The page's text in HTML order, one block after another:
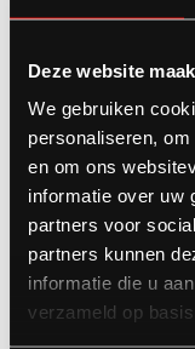
Deze website
We gebruiken
personaliseren,
en om ons
informatie over uw
partners voor
partners kunnen
informatie die u
verzameld op
Daphne
Sales
Phone:
+31 6 22 90